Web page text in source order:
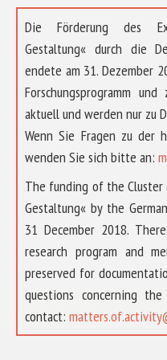
Die Förderung des
Gestaltung« durch die
endete am 31. Dezember
Forschungsprogramm
aktuell und werden nur zu
Wenn Sie Fragen zu der
wenden Sie sich bitte an:
The funding of the Cluster
Gestaltung« by the
31 December 2018.
research program and
preserved for
questions concerning
contact: